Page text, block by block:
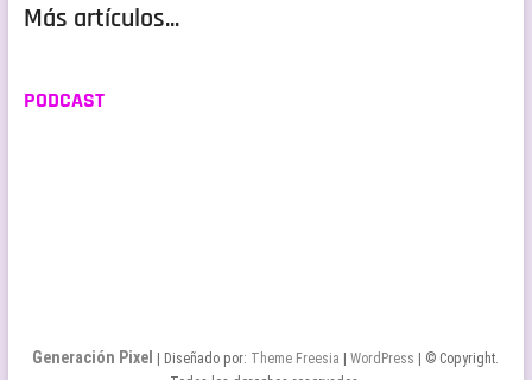
Más artículos...
PODCAST
Generación Pixel | Diseñado por: Theme Freesia |WordPress | © Copyright.